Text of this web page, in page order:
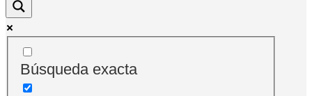
Búsqueda exacta